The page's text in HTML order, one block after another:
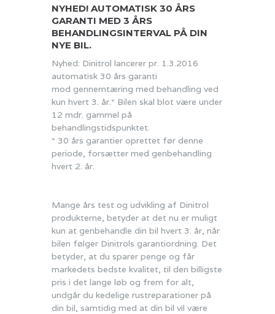
NYHED! AUTOMATISK 30 ÅRS
GARANTI MED 3 ÅRS
BEHANDLINGSINTERVAL PÅ DIN
NYE BIL.
Nyhed: Dinitrol lancerer pr. 1.3.2016
automatisk 30 års garanti
mod gennemtæring med behandling ved
kun hvert 3. år.* Bilen skal blot være under
12 mdr. gammel på
behandlingstidspunktet.
* 30 års garantier oprettet før denne
periode, forsætter med genbehandling
hvert 2. år.
Mange års test og udvikling af Dinitrol
produkterne, betyder at det nu er muligt
kun at genbehandle din bil hvert 3. år, når
bilen følger Dinitrols garantiordning. Det
betyder, at du sparer penge og får
markedets bedste kvalitet, til den billigste
pris i det lange løb og frem for alt,
undgår du kedelige rustreparationer på
din bil, samtidig med at din bil vil være